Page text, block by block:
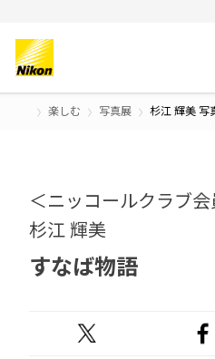
楽しむ 写真展 杉江 輝美 写
＜ニッコールクラブ会
杉江 輝美
すなば物語